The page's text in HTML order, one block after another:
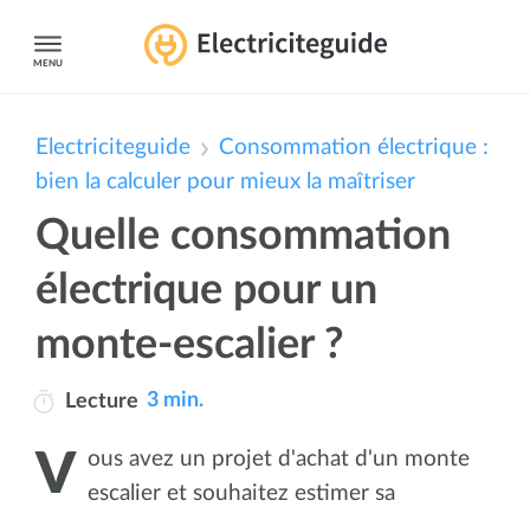
MENU
Electriciteguide
Consommation électrique :
bien la calculer pour mieux la maîtriser
Quelle consommation
électrique pour un
monte-escalier ?
Lecture 3 min.
Vous avez un projet d'achat d'un monte escalier et souhaitez estimer sa